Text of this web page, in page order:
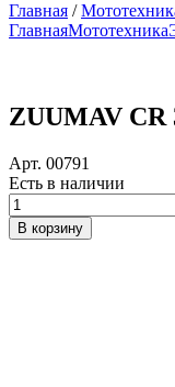
Главная /
ГлавнаяМототехника
ZUUMAV CR
Арт. 00791
Есть в наличии
Количество
товара
ZUUMAV
В корзину